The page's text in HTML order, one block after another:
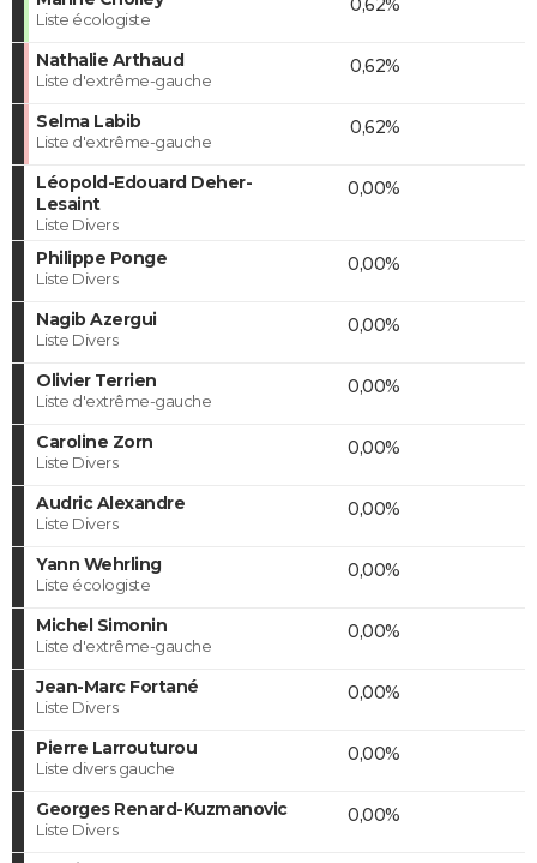
Liste écologiste
0,62%
Nathalie Arthaud
Liste d'extrême-gauche
0,62%
Selma Labib
Liste d'extrême-gauche
0,62%
Léopold-Edouard Deher-
Lesaint
Liste Divers
0,00%
Philippe Ponge
Liste Divers
0,00%
Nagib Azergui
Liste Divers
0,00%
Olivier Terrien
Liste d'extrême-gauche
0,00%
Caroline Zorn
Liste Divers
0,00%
Audric Alexandre
Liste Divers
0,00%
Yann Wehrling
Liste écologiste
0,00%
Michel Simonin
Liste d'extrême-gauche
0,00%
Jean-Marc Fortané
Liste Divers
0,00%
Pierre Larrouturou
Liste divers gauche
0,00%
Georges Renard-Kuzmanovic
Liste Divers
0,00%